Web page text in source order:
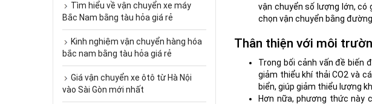
Tìm hiểu về vận chuyển xe máy
Bắc Nam bằng tàu hỏa giá rẻ
Kinh nghiệm vận chuyển hàng hóa
bắc nam bằng tàu hỏa giá rẻ
Giá vận chuyển xe ôtô từ Hà Nội
vào Sài Gòn mới nhất
vận chuyển số lượng lớn, có
chọn vận chuyển bằng
Thân thiện với môi
Trong bối cảnh vấn đề biến
giảm thiểu khí thải CO2 và
biển, giúp giảm thiểu lượng
Hơn nữa, phương thức này